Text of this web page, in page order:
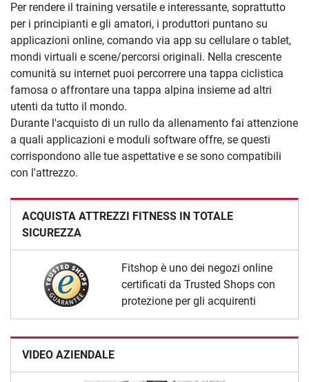
ACQUISTA ATTREZZI FITNESS IN TOTALE
SICUREZZA
Fitshop è uno dei negozi online
certificati da Trusted Shops con
protezione per gli acquirenti
VIDEO AZIENDALE
Per rendere il training versatile e interessante, soprattutto
per i principianti e gli amatori, i produttori puntano su
applicazioni online, comando via app su cellulare o tablet,
mondi virtuali e scene/percorsi originali. Nella crescente
comunità su internet puoi percorrere una tappa ciclistica
famosa o affrontare una tappa alpina insieme ad altri
utenti da tutto il mondo.
Durante l'acquisto di un rullo da allenamento fai attenzione
a quali applicazioni e moduli software offre, se questi
corrispondono alle tue aspettative e se sono compatibili
con l'attrezzo.